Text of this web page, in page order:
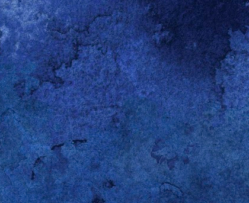
se hizo merecedor de mi dirección de correo electrónico personal, me
limitado, así que no intentó usarlo. Sin embargo, con esa concisión
porque el sábado anterior lo habían hecho cancelar sus planeswith
. Recordé el momento exacto de su evocación: en alguno de los
piso, entre las 4:30 y las 5:45 pm, durante la lección sobre los
sábado es para los chicos”. El gracejo, con toda seguridad, no fue
la ocasión. Pero me llamó bastante la atención porque “Saturday is
difundida en las universidades en Estados Unidos. Básica como
los oficios del domingo o los exámenes del lunes, los sábados
era en esa época, no me podía quedar con el entripado y le solté en
tus planes conthe boysy a pasarte toda la tarde y buena parte de la
para bebé”. Con la típica y arrogante negación sobre el
rieron porque el profe, una vez más, se puso sarcástico.
hombres gay, sin distingo de edad, origen o condición, es nuestra
observamos es tema para otra entrada. En mi caso, basta con que
soltar la lengua, coger el lápiz o martillar el teclado. No dejo títere
están decisivamente marcadas por percepciones, prejuicios